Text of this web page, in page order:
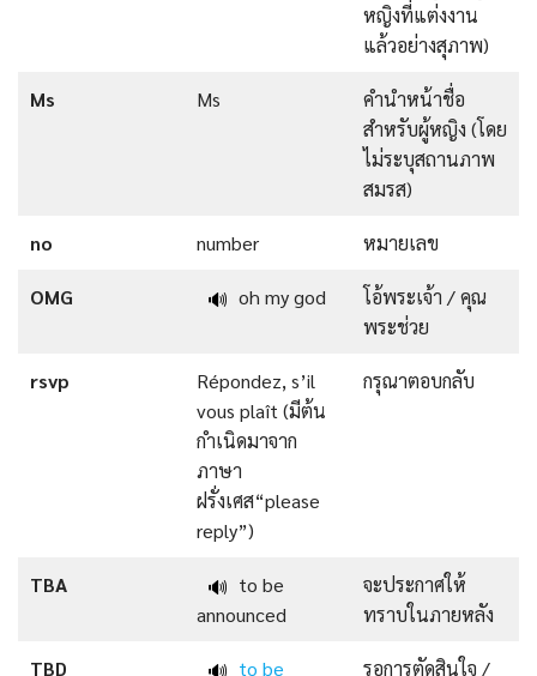
หญิงที่แต่งงาน
แล้วอย่างสุภาพ)
Ms Ms
คำนำหน้าชื่อ
สำหรับผู้หญิง (โดย
ไม่ระบุสถานภาพ
สมรส)
no number หมายเลข
OMG 🔊 oh my god
โอ้พระเจ้า / คุณ
พระช่วย
rsvp
Répondez, s’il
vous plaît (มีต้น
กำเนิดมาจาก
ภาษา
ฝรั่งเศส“please
reply”)
กรุณาตอบกลับ
TBA 🔊 to be
announced
จะประกาศให้
ทราบในภายหลัง
TBD 🔊 to be รอการตัดสินใจ /